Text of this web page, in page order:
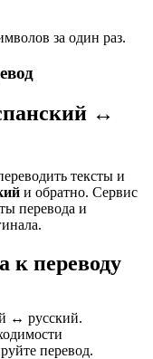
за один раз.
↔
тексты и
и обратно. Сервис
перевода и
к переводу
↔ русский.
перевод.